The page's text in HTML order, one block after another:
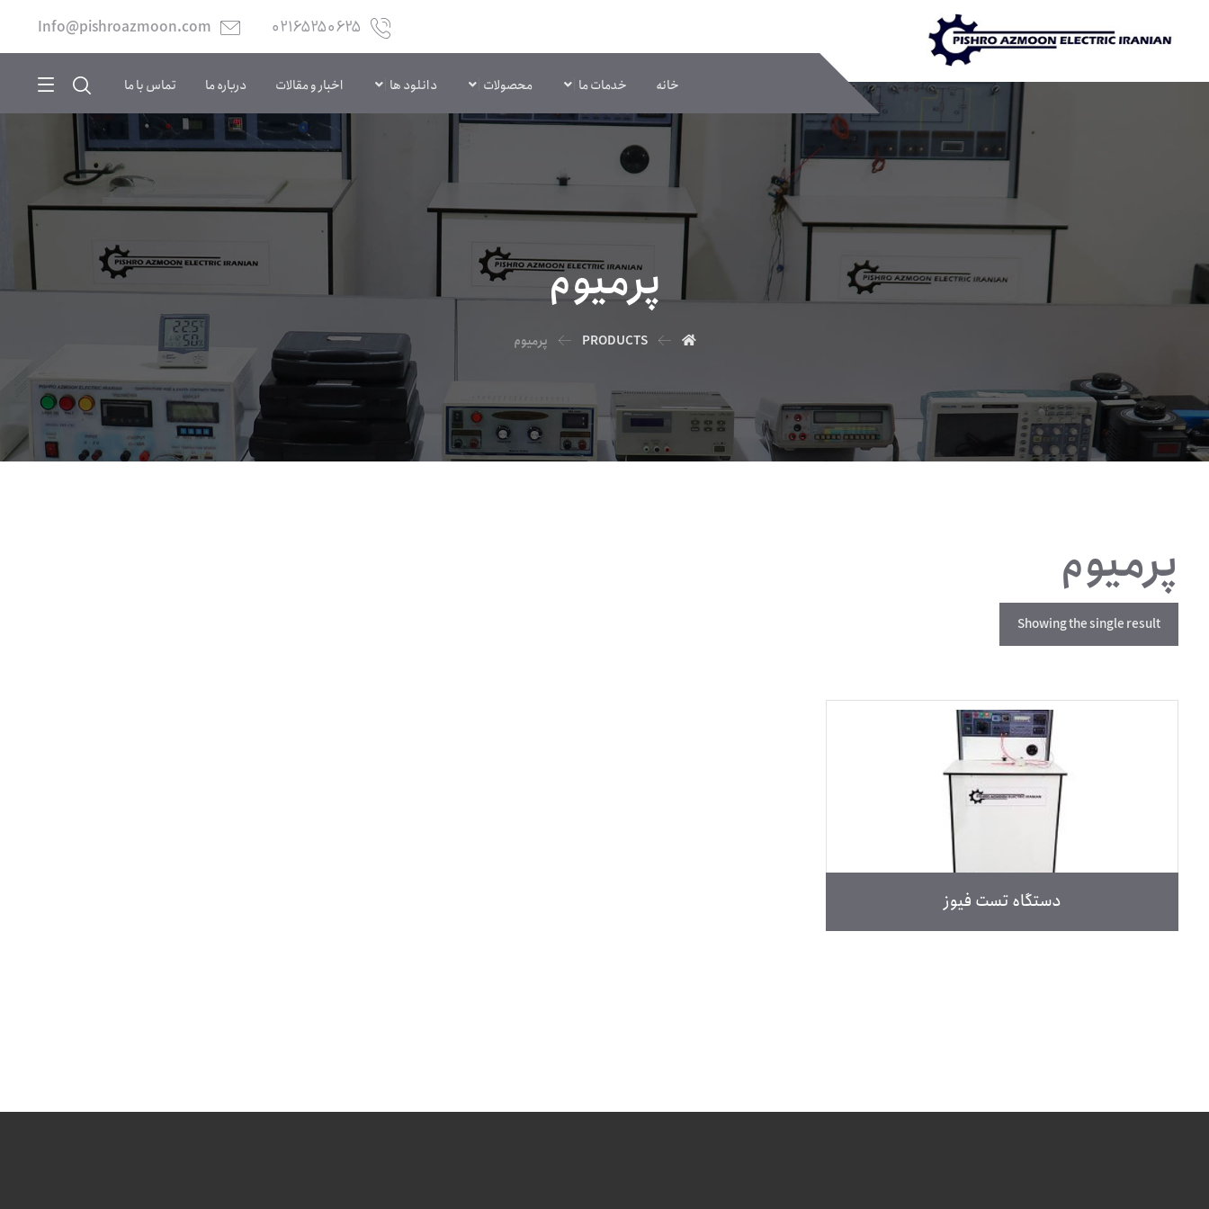
Info@pishroazmoon.com 02165250625
خانه خدمات ما محصولات دانلود ها اخبار و مقالات درباره ما تماس با ما
پرمیوم
PRODUCTS پرمیوم
پرمیوم
Showing the single result
دستگاه تست فیوز